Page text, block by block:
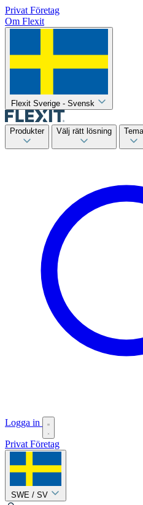
Privat Företag
Om Flexit
Flexit Sverige - Svensk
Produkter Välj rätt lösning Tema
Logga in
Privat Företag
SWE / SV